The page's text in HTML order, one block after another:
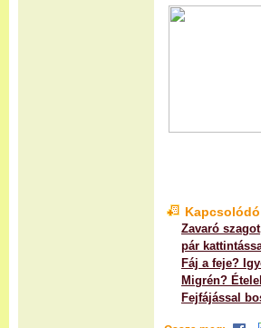
Zavaró
pár
Fáj a feje?
Migrén?
Fejfájással